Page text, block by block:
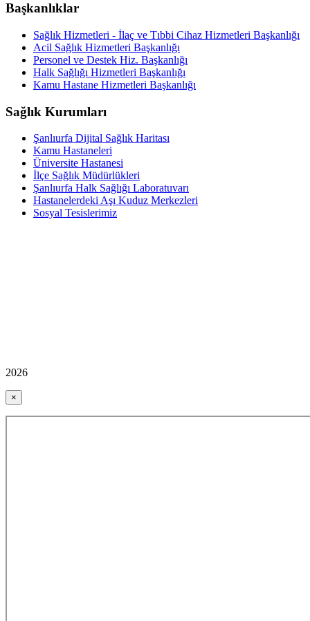
Başkanlıklar
Sağlık Hizmetleri - İlaç ve Tıbbi Cihaz Hizmetleri Başkanlığı
Acil Sağlık Hizmetleri Başkanlığı
Personel ve Destek Hiz. Başkanlığı
Halk Sağlığı Hizmetleri Başkanlığı
Kamu Hastane Hizmetleri Başkanlığı
Sağlık Kurumları
Şanlıurfa Dijital Sağlık Haritası
Kamu Hastaneleri
Üniversite Hastanesi
İlçe Sağlık Müdürlükleri
Şanlıurfa Halk Sağlığı Laboratuvarı
Hastanelerdeki Aşı Kuduz Merkezleri
Sosyal Tesislerimiz
2026
×